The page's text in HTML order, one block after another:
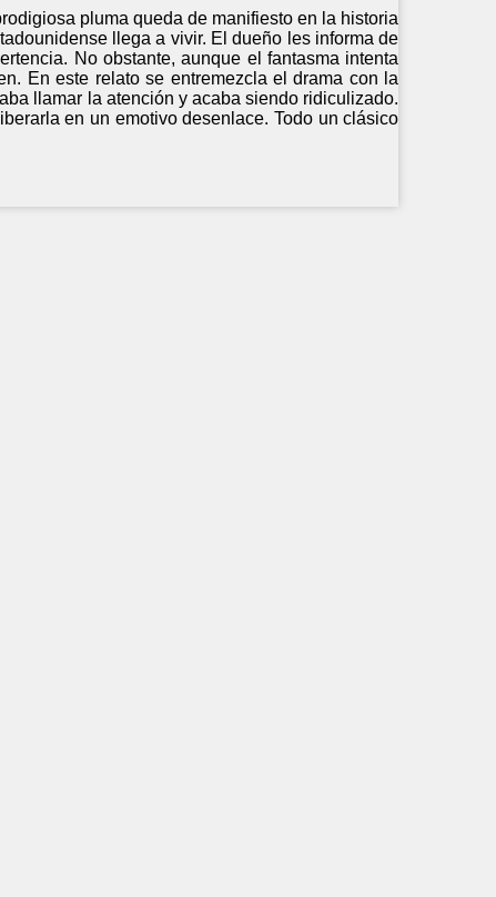
pluma queda de manifiesto en la historia
llega a vivir. El dueño les informa de
No obstante, aunque el fantasma intenta
En este relato se entremezcla el drama con la
llamar la atención y acaba siendo ridiculizado.
en un emotivo desenlace. Todo un clásico